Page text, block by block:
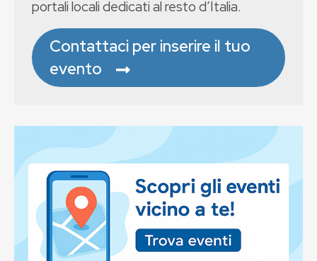
portali locali dedicati al resto d’Italia.
Contattaci per inserire il tuo
evento